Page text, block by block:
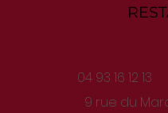
9 rue du
04 93 16 12 13